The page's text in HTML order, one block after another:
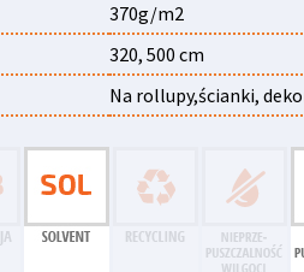
370g/m2
320, 500 cm
Na rollupy,ścianki,